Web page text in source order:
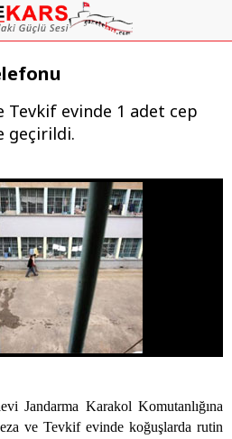
Tevkif evinde 1 adet cep
geçirildi.
Jandarma Karakol Komutanlığına
ve Tevkif evinde koğuşlarda rutin